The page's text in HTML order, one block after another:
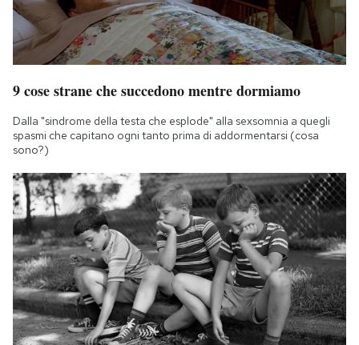
9 cose strane che succedono mentre dormiamo
Dalla "sindrome della testa che esplode" alla sexsomnia a quegli
spasmi che capitano ogni tanto prima di addormentarsi (cosa
sono?)